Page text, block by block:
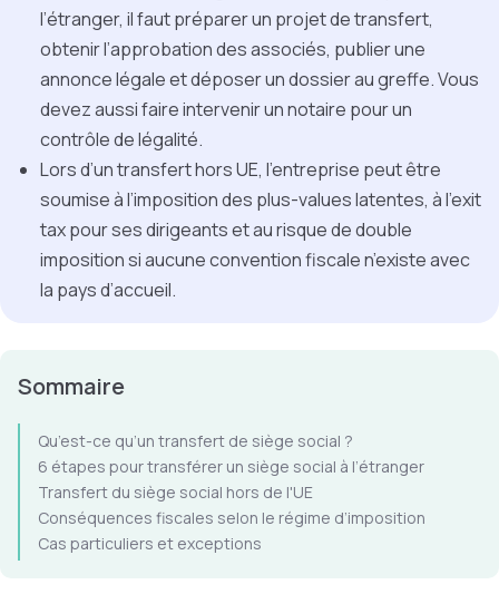
l’étranger, il faut préparer un projet de transfert,
obtenir l’approbation des associés, publier une
annonce légale et déposer un dossier au greffe. Vous
devez aussi faire intervenir un notaire pour un
contrôle de légalité.
Lors d’un transfert hors UE, l’entreprise peut être
soumise à l’imposition des plus-values latentes, à l’exit
tax pour ses dirigeants et au risque de double
imposition si aucune convention fiscale n’existe avec
la pays d’accueil.
Sommaire
Qu’est-ce qu’un transfert de siège social ?
6 étapes pour transférer un siège social à l’étranger
Transfert du siège social hors de l'UE
Conséquences fiscales selon le régime d’imposition
Cas particuliers et exceptions